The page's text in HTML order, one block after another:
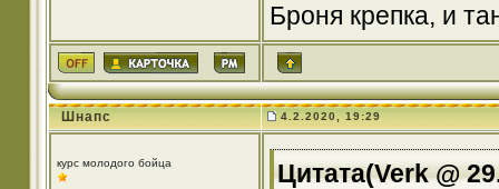
Броня крепка, и
Шнапс 4.2.2020, 19:29
курс молодого бойца Цитата(Verk @